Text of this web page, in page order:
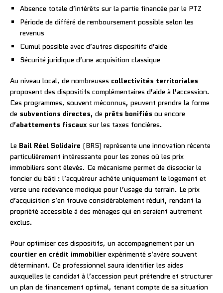
Absence totale d’intérêts sur la partie financée par le PTZ
Période de différé de remboursement possible selon les
revenus
Cumul possible avec d’autres dispositifs d’aide
Sécurité juridique d’une acquisition classique
Au niveau local, de nombreuses collectivités territoriales
proposent des dispositifs complémentaires d’aide à l’accession.
Ces programmes, souvent méconnus, peuvent prendre la forme
de subventions directes, de prêts bonifiés ou encore
d’abattements fiscaux sur les taxes foncières.
Le Bail Réel Solidaire (BRS) représente une innovation récente
particulièrement intéressante pour les zones où les prix
immobiliers sont élevés. Ce mécanisme permet de dissocier le
foncier du bâti : l’acquéreur achète uniquement le logement et
verse une redevance modique pour l’usage du terrain. Le prix
d’acquisition s’en trouve considérablement réduit, rendant la
propriété accessible à des ménages qui en seraient autrement
exclus.
Pour optimiser ces dispositifs, un accompagnement par un
courtier en crédit immobilier expérimenté s’avère souvent
déterminant. Ce professionnel saura identifier les aides
auxquelles le candidat à l’accession peut prétendre et structurer
un plan de financement optimal, tenant compte de sa situation